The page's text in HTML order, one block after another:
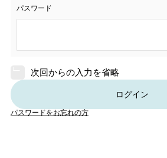
パスワード
次回からの入力を省略
ログイン
パスワードをお忘れの方